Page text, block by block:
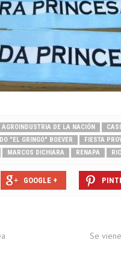
AGROINDUSTRIA DE LA NACIÓN
"EL GRINGO" BOEVER
FIESTA
MARCOS DICHIARA RENAPA
GOOGLE +
Se